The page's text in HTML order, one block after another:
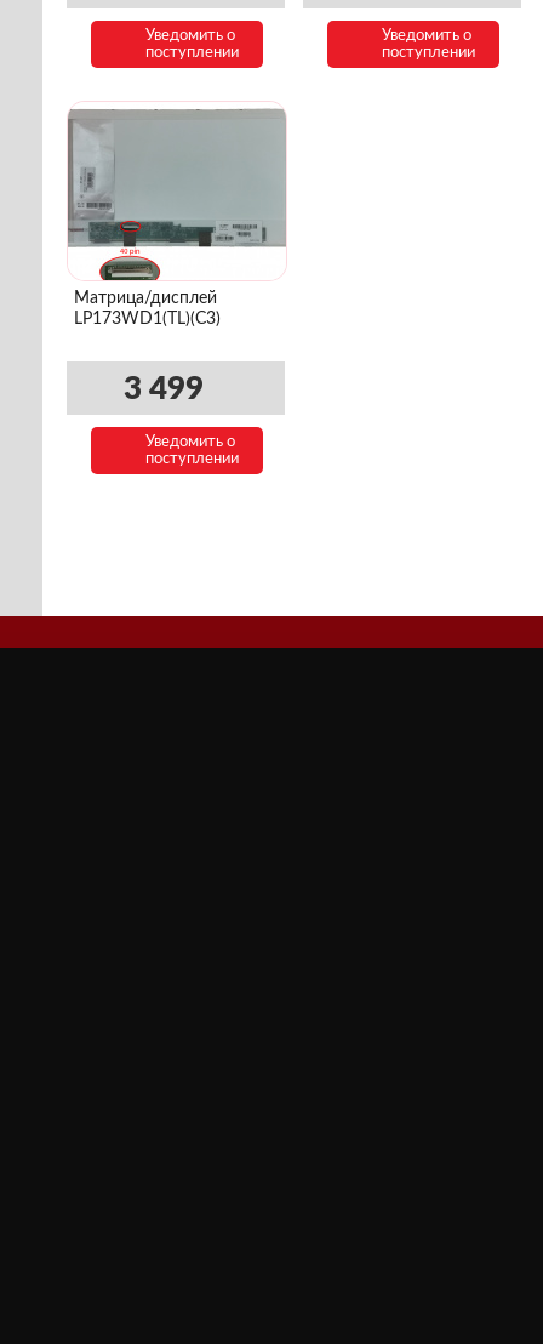
Уведомить о
поступлении
Уведомить о
поступлении
Матрица/дисплей
LP173WD1(TL)(C3)
3 499
Уведомить о
поступлении